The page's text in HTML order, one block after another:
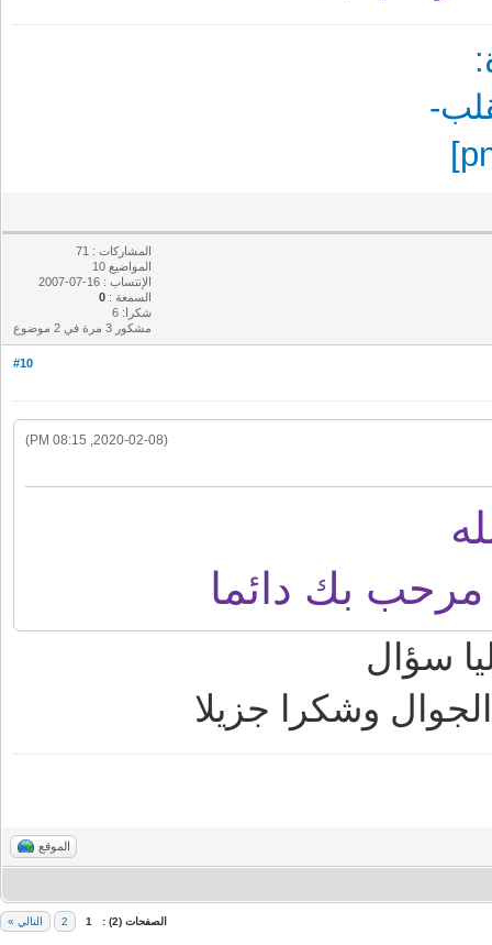
المشاركات : 71
المواضيع 10
الإنتساب : 16-07-2007
السمعة :0
شكرا: 6
مشكور 3 مرة في 2 موضوع
#10
بك دائما
سؤال
وشكرا جزيلا
الموقع
الصفحات (2) : التالي »